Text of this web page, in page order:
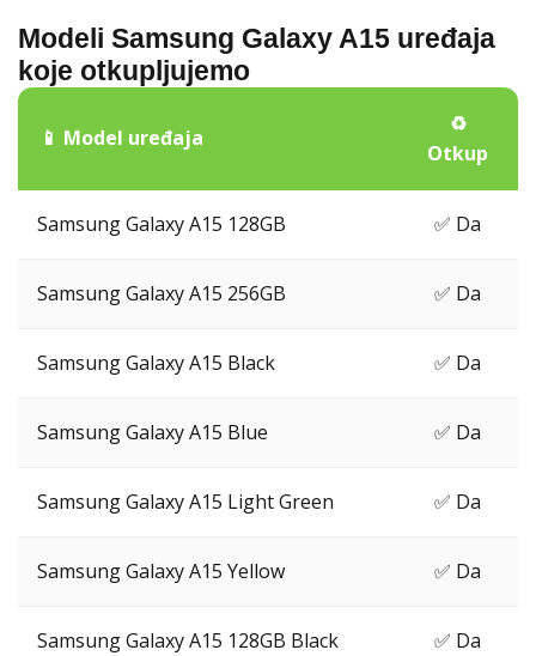
Modeli Samsung Galaxy A15 uređaja
koje otkupljujemo
📱 Model uređaja
♻️
Otkup
Samsung Galaxy A15 128GB ✅ Da
Samsung Galaxy A15 256GB ✅ Da
Samsung Galaxy A15 Black ✅ Da
Samsung Galaxy A15 Blue ✅ Da
Samsung Galaxy A15 Light Green ✅ Da
Samsung Galaxy A15 Yellow ✅ Da
Samsung Galaxy A15 128GB Black ✅ Da